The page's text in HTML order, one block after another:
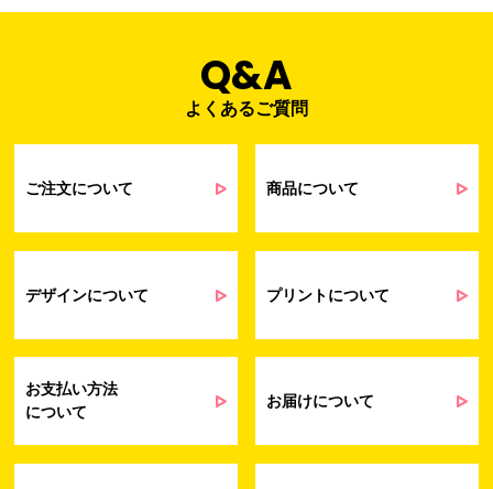
正当な事業遂行の範囲内で利用いたします。
個人情報の利用目的
会員管理業務
当社通信販売における受発注業務のため
るアンケート等の収集・分析・統計のため
せ業務に関するお取引先様との業務連絡や
契約・請求等の一連の手続きのため
提供するサービス（サポート業務を含む）
は営業およびマーケティング活動（セミナ
ターなど）に関連する情報を、電子メー
問い合わせへの対応のため
Q&A
よくあるご質問
ご注文について 商品について
デザインについて プリントについて
お支払い方法
について
お届けについて